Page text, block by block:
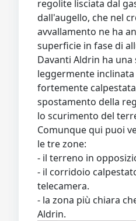
regolite lisciata dal
dall'augello, che nel
avvallamento ne ha
superficie in fase di
Davanti Aldrin ha
leggermente
fortemente
spostamento della
lo scurimento del
Comunque qui puoi
le tre zone:
- il terreno in
- il corridoio
telecamera.
- la zona più chiara
Aldrin.